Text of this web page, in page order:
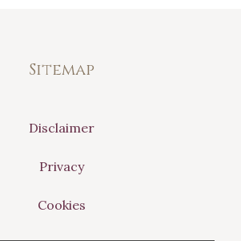
Sitemap
Disclaimer
Privacy
Cookies